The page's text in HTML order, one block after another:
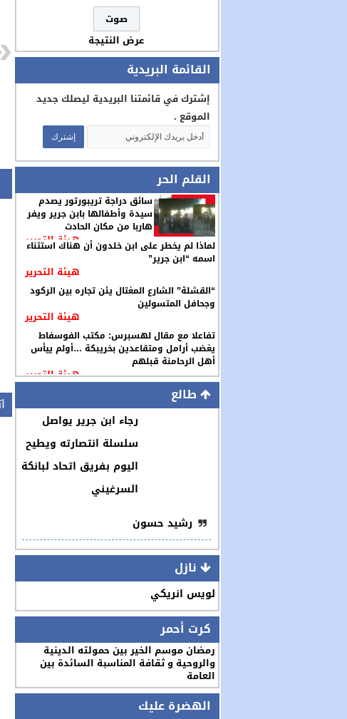
عرض النتيجة
القائمة البريدية
إشترك في قائمتنا البريدية ليصلك جديد
الموقع .
القلم الحر
سائق دراجة تريبورتور يصدم
سيدة وأطفالها بابن جرير ويفر
هاربا من مكان الحادث
هيئة التحرير
لماذا لم يخطر على ابن خلدون أن هناك استثناء
اسمه “ابن جرير”
هيئة التحرير
“القشلة” الشارع المغتال يئن تجاره بين الركود
وجحافل المتسولين
هيئة التحرير
تفاعلا مع مقال لهسبرس: مكتب الفوسفاط
يغضب أرامل ومتقاعدين بخريبكة …أولم ييأس
أهل الرحامنة قبلهم
هيئة التحرير
طالع
رجاء ابن جرير يواصل
سلسلة انتصارته ويطيح
اليوم بفريق اتحاد لبانكة
السرغيني
رشيد حسون
نازل
لويس انريكي
كرت أحمر
رمضان موسم الخير بين حمولته الدينية
والروحية و ثقافة المناسبة السائدة بين
العامة
الهضرة عليك